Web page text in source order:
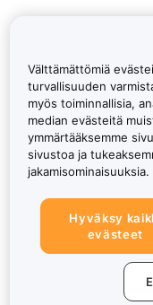
Välttämättömiä
turvallisuuden
myös toiminnallisia,
median evästeitä
ymmärtääksemme
sivustoa ja
jakamisominaisuuksia.
Hyväksy
evästeet